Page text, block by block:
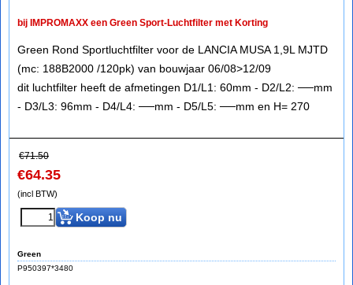
bij IMPROMAXX een Green Sport-Luchtfilter met Korting
Green Rond Sportluchtfilter voor de LANCIA MUSA 1,9L MJTD
(mc: 188B2000 /120pk) van bouwjaar 06/08>12/09
dit luchtfilter heeft de afmetingen D1/L1: 60mm - D2/L2: ──mm
- D3/L3: 96mm - D4/L4: ──mm - D5/L5: ──mm en H= 270
€71.50
€64.35
(incl BTW)
Koop nu
Green
P950397*3480